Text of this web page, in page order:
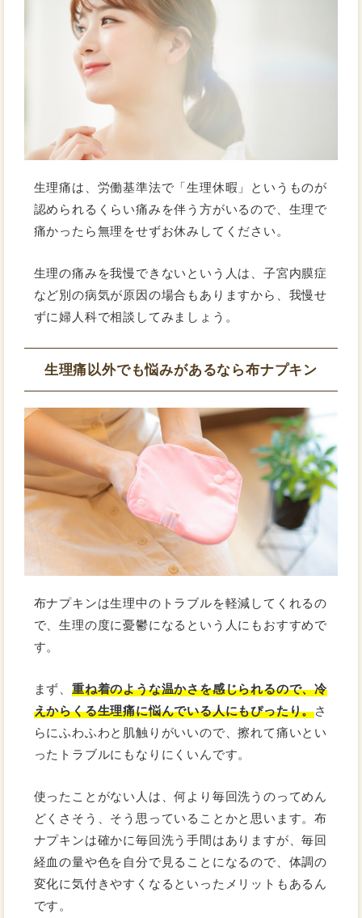
生理痛は、労働基準法で「生理休暇」というものが
認められるくらい痛みを伴う方がいるので、生理で
痛かったら無理をせずお休みしてください。
生理の痛みを我慢できないという人は、子宮内膜症
など別の病気が原因の場合もありますから、我慢せ
ずに婦人科で相談してみましょう。
生理痛以外でも悩みがあるなら布ナプキン
布ナプキンは生理中のトラブルを軽減してくれるの
で、生理の度に憂鬱になるという人にもおすすめで
す。
まず、重ね着のような温かさを感じられるので、冷
えからくる生理痛に悩んでいる人にもぴったり。さ
らにふわふわと肌触りがいいので、擦れて痛いとい
ったトラブルにもなりにくいんです。
使ったことがない人は、何より毎回洗うのってめん
どくさそう、そう思っていることかと思います。布
ナプキンは確かに毎回洗う手間はありますが、毎回
経血の量や色を自分で見ることになるので、体調の
変化に気付きやすくなるといったメリットもあるん
です。